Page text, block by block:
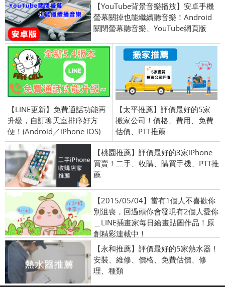
【YouTube背景音樂播放】安卓手機
螢幕關掉也能繼續聽音樂！Android
關閉螢幕聽音樂、YouTube網頁版
【LINE更新】免費通話功能再
升級，自訂聊天室排序好方
便！(Android／iPhone iOS)
【太平推薦】評價最好的5家
搬家公司！價格、費用、免費
估價、PTT推薦
【桃園推薦】評價最好的3家iPhone
買賣！二手、收購、購買手機、PTT推
薦
【2015/05/04】當有1個人不喜歡你
別沮喪，回過頭你會發現有2個人愛你
＿LINE插畫家每日繪畫貼圖作品！原
創精彩連載中！
【永和推薦】評價最好的5家熱水器！
安裝、維修、價格、免費估價、修
理、種類